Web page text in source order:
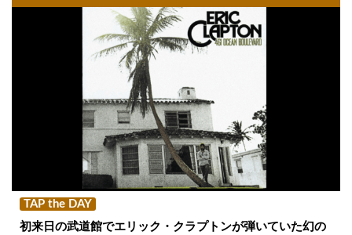
TAP the DAY
初来日の武道館でエリック・クラプトンが弾いていた幻の